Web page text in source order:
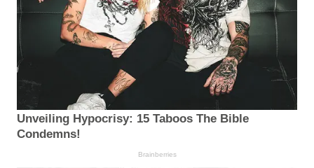
Unveiling Hypocrisy: 15 Taboos The Bible
Condemns!
Brainberries